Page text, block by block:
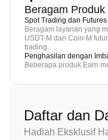
Beragam Produk
Spot Trading dan
Beragam layanan yang
USDT-M dan Coin-M
trading.
Penghasilan dengan
Beberapa produk Earn
Daftar dan
Hadiah Eksklusif